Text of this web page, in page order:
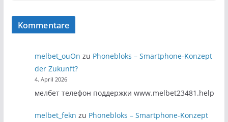
Kommentare
melbet_ouOn zu Phonebloks – Smartphone-Konzept
der Zukunft?
4. April 2026
мелбет телефон поддержки www.melbet23481.help
melbet_fekn zu Phonebloks – Smartphone-Konzept